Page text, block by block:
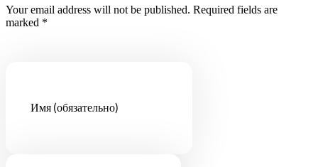
Your email address will not be published. Required fields are
marked *